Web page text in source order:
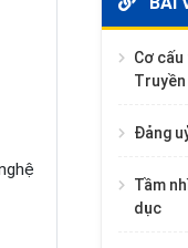
Cơ
Đảng
Tầm
dục